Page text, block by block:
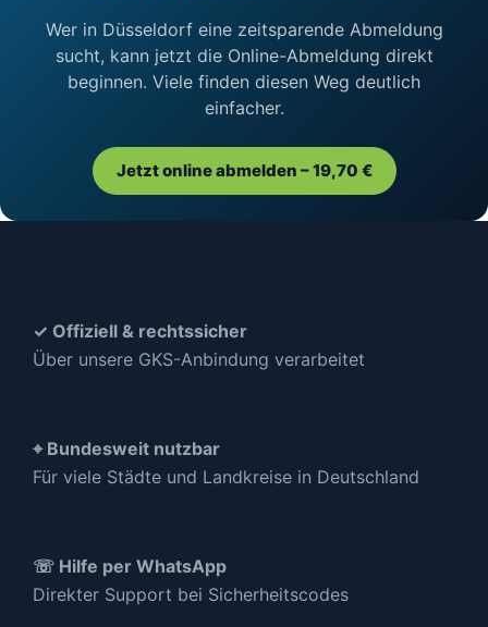
Wer in Düsseldorf eine zeitsparende Abmeldung
sucht, kann jetzt die Online-Abmeldung direkt
beginnen. Viele finden diesen Weg deutlich
einfacher.
Jetzt online abmelden – 19,70 €
✓ Offiziell & rechtssicher
Über unsere GKS-Anbindung verarbeitet
⌖ Bundesweit nutzbar
Für viele Städte und Landkreise in Deutschland
☏ Hilfe per WhatsApp
Direkter Support bei Sicherheitscodes